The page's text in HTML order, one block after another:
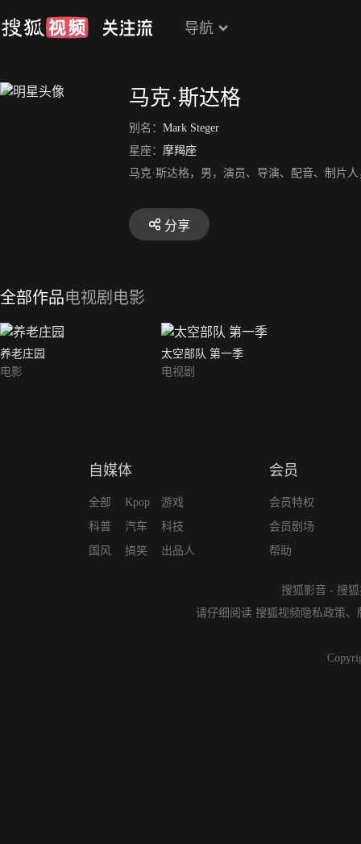
导航
马克·斯达格
别名： Mark Steger
星座： 摩羯座
马克·斯达格，男，演员、导演、配音、制片
分享
全部作品电视剧 电影
养老庄园
电影
太空部队 第一季
电视剧
自媒体
全部
科普
国风
Kpop
汽车
搞笑
游戏
科技
出品人
会员
会员特权
会员剧场
帮助
搜狐影音 - 搜
请仔细阅读 搜狐视频隐私政策、